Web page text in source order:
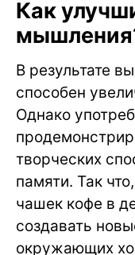
Как
В результате
способен
Однако
творческих
памяти. Так
чашек кофе в
создавать
окружающих